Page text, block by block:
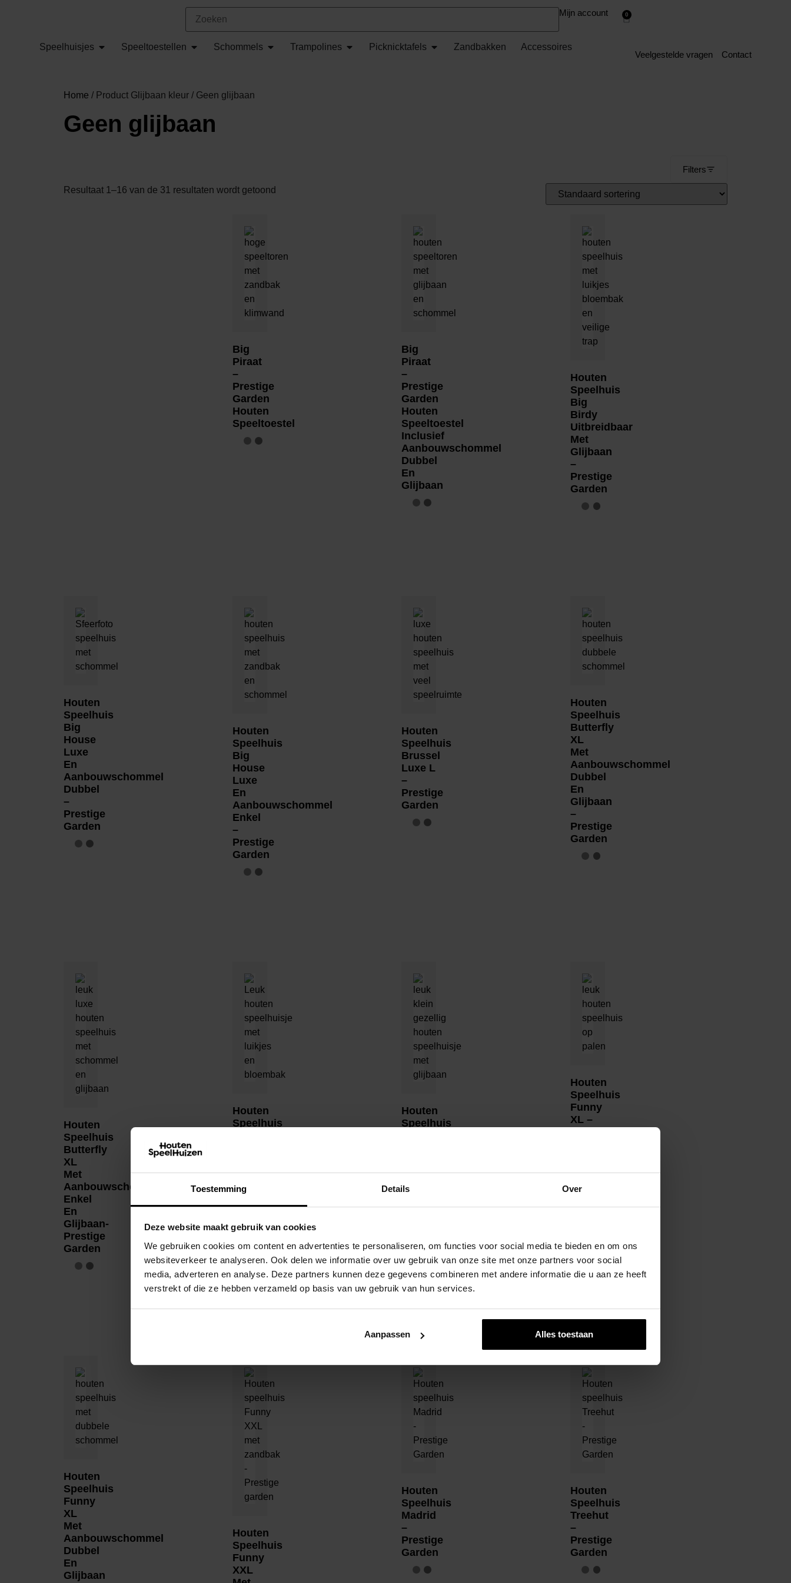
Toestemming Details Over
Deze website maakt gebruik van cookies
We gebruiken cookies om content en advertenties te personaliseren, om functies voor social media te bieden en om ons
websiteverkeer te analyseren. Ook delen we informatie over uw gebruik van onze site met onze partners voor social
media, adverteren en analyse. Deze partners kunnen deze gegevens combineren met andere informatie die u aan ze heeft
verstrekt of die ze hebben verzameld op basis van uw gebruik van hun services.
Aanpassen Alles toestaan
Mijn account 0
Speelhuisjes Speeltoestellen Schommels Trampolines Picknicktafels Zandbakken Accessoires
Veelgestelde vragen Contact
Home / Product Glijbaan kleur / Geen glijbaan
Geen glijbaan
Filters
Resultaat 1–16 van de 31 resultaten wordt getoond
Big
Piraat
–
Prestige
Garden
Houten
Speeltoestel
Big
Piraat
–
Prestige
Garden
Houten
Speeltoestel
Inclusief
Aanbouwschommel
Dubbel
En
Glijbaan
Houten
Speelhuis
Big
Birdy
Uitbreidbaar
Met
Glijbaan
–
Prestige
Garden
Houten
Speelhuis
Big
House
Luxe
En
Aanbouwschommel
Dubbel
–
Prestige
Garden
Houten
Speelhuis
Big
House
Luxe
En
Aanbouwschommel
Enkel
–
Prestige
Garden
Houten
Speelhuis
Brussel
Luxe L
–
Prestige
Garden
Houten
Speelhuis
Butterfly
XL
Met
Aanbouwschommel
Dubbel
En
Glijbaan
–
Prestige
Garden
Houten
Speelhuis
Butterfly
XL
Met
Aanbouwschommel
Enkel
En
Glijbaan-
Prestige
Garden
Houten
Speelhuis
Garden
Houten
Speelhuis
Dubbel
En
–
Houten
Speelhuis
Funny
XL –
Houten
Speelhuis
Funny
XL
Met
Aanbouwschommel
Dubbel
En
Glijbaan
Houten
Speelhuis
Funny
XXL
Houten
Speelhuis
Madrid
–
Prestige
Garden
Houten
Speelhuis
Treehut
–
Prestige
Garden